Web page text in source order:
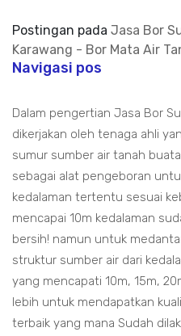
Postingan pada Jasa Bor
Karawang - Bor Mata Air
Navigasi pos
Dalam pengertian Jasa Bor
dikerjakan oleh tenaga ahli
sumur sumber air tanah
sebagai alat pengeboran
kedalaman tertentu sesuai
mencapai 10m kedalaman
bersih! namun untuk
struktur sumber air dari
yang mencapati 10m, 15m,
lebih untuk mendapatkan
terbaik yang mana Sudah